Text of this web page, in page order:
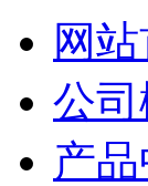
网
公
产